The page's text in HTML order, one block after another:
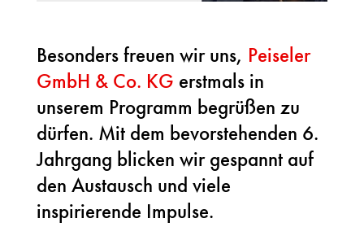
Besonders freuen wir uns, Peiseler
GmbH & Co. KG erstmals in
unserem Programm begrüßen zu
dürfen. Mit dem bevorstehenden 6.
Jahrgang blicken wir gespannt auf
den Austausch und viele
inspirierende Impulse.